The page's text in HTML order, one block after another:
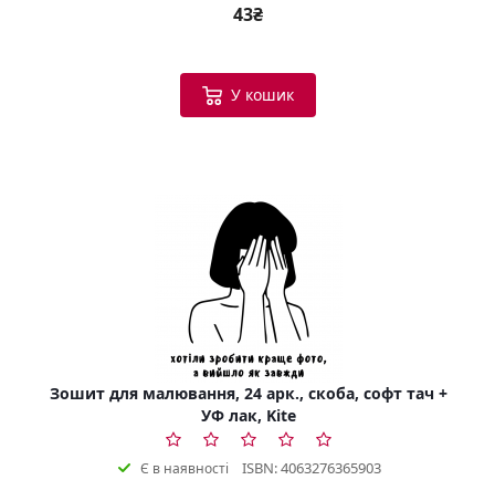
43₴
У кошик
Зошит для малювання, 24 арк., скоба, софт тач +
УФ лак, Kite
Є в наявності ISBN: 4063276365903